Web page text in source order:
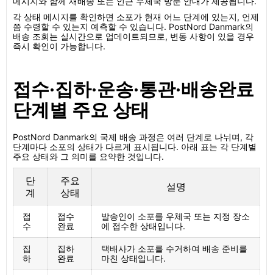
각 상태 메시지를 확인하면 소포가 현재 어느 단계에 있는지, 언제
쯤 수령할 수 있는지 예측할 수 있습니다. PostNord Danmark의
배송 조회는 실시간으로 업데이트되므로, 변동 사항이 있을 경우
즉시 확인이 가능합니다.
접수·집하·운송·통관·배송완료
단계별 주요 상태
PostNord Danmark의 국제 배송 과정은 여러 단계로 나뉘며, 각
단계마다 소포의 상태가 다르게 표시됩니다. 아래 표는 각 단계별
주요 상태와 그 의미를 요약한 것입니다.
단
계
주요
상태
설명
접
수
접수
완료
발송인이 소포를 우체국 또는 지정 장소
에 접수한 상태입니다.
집
하
집하
완료
택배사가 소포를 수거하여 배송 준비를
마친 상태입니다.